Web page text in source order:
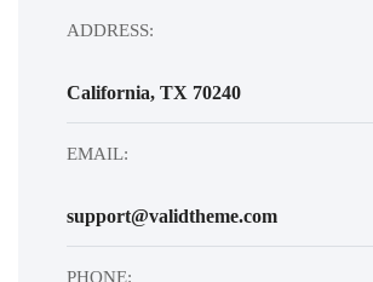
ADDRESS:
California, TX 70240
EMAIL:
support@validtheme.com
PHONE: